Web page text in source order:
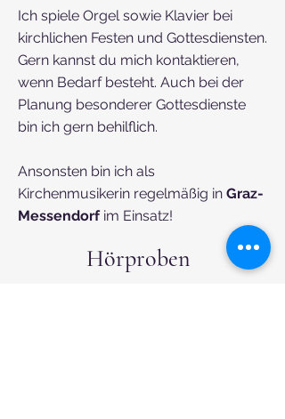
Ich spiele Orgel sowie Klavier bei
kirchlichen Festen und Gottesdiensten.
Gern kannst du mich kontaktieren,
wenn Bedarf besteht. Auch bei der
Planung besonderer Gottesdienste
bin ich gern behilflich.
Ansonsten bin ich als
Kirchenmusikerin regelmäßig in Graz-
Messendorfim Einsatz!
Hörproben